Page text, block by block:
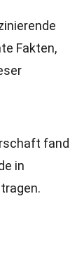
Fakten,
fand
in